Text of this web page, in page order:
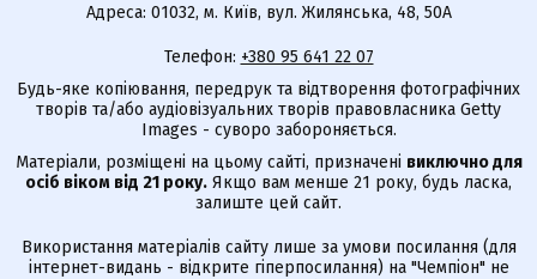
Адреса: 01032, м. Київ, вул. Жилянська, 48, 50А
Телефон: +380 95 641 22 07
Будь-яке копіювання, передрук та відтворення фотографічних
творів та/або аудіовізуальних творів правовласника Getty
Images - суворо забороняється.
Матеріали, розміщені на цьому сайті, призначені виключно для
осіб віком від 21 року. Якщо вам менше 21 року, будь ласка,
залиште цей сайт.
Використання матеріалів сайту лише за умови посилання (для
інтернет-видань - відкрите гіперпосилання) на "Чемпіон" не